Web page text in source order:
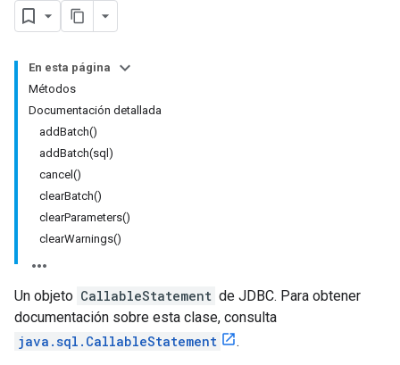
En esta página
Métodos
Documentación detallada
addBatch()
addBatch(sql)
cancel()
clearBatch()
clearParameters()
clearWarnings()
Un objeto CallableStatement de JDBC. Para obtener
documentación sobre esta clase, consulta
java.sql.CallableStatement
.